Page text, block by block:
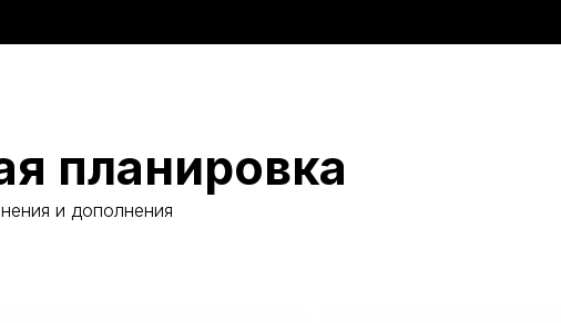
планировка
и дополнения